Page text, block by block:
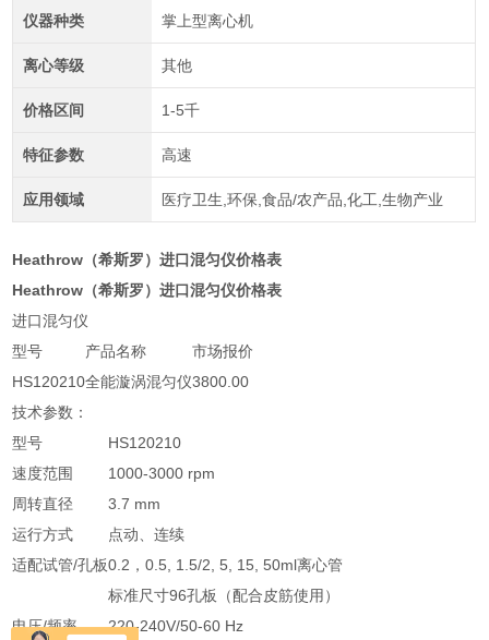
仪器种类 掌上型离心机
离心等级 其他
价格区间 1-5千
特征参数 高速
应用领域 医疗卫生,环保,食品/农产品,化工,生物产业
Heathrow（希斯罗）进口混匀仪价格表
Heathrow（希斯罗）进口混匀仪价格表
进口混匀仪
型号
产品名称
市场报价
HS120210全能漩涡混匀仪3800.00
技术参数：
型号
HS120210
速度范围
1000-3000 rpm
周转直径
3.7 mm
运行方式
点动、连续
适配试管/孔板0.2，0.5, 1.5/2, 5, 15, 50ml离心管
标准尺寸96孔板（配合皮筋使用）
电压/频率
220-240V/50-60 Hz